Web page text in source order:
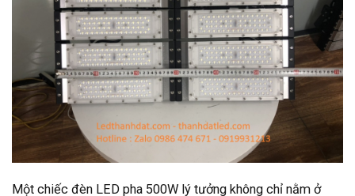
Một chiếc đèn LED pha 500W lý tưởng không chỉ nằm ở